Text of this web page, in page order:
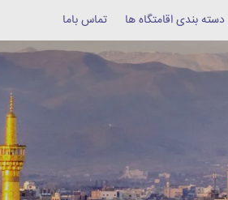
دسته بندی اقامتگاه ها تماس باما